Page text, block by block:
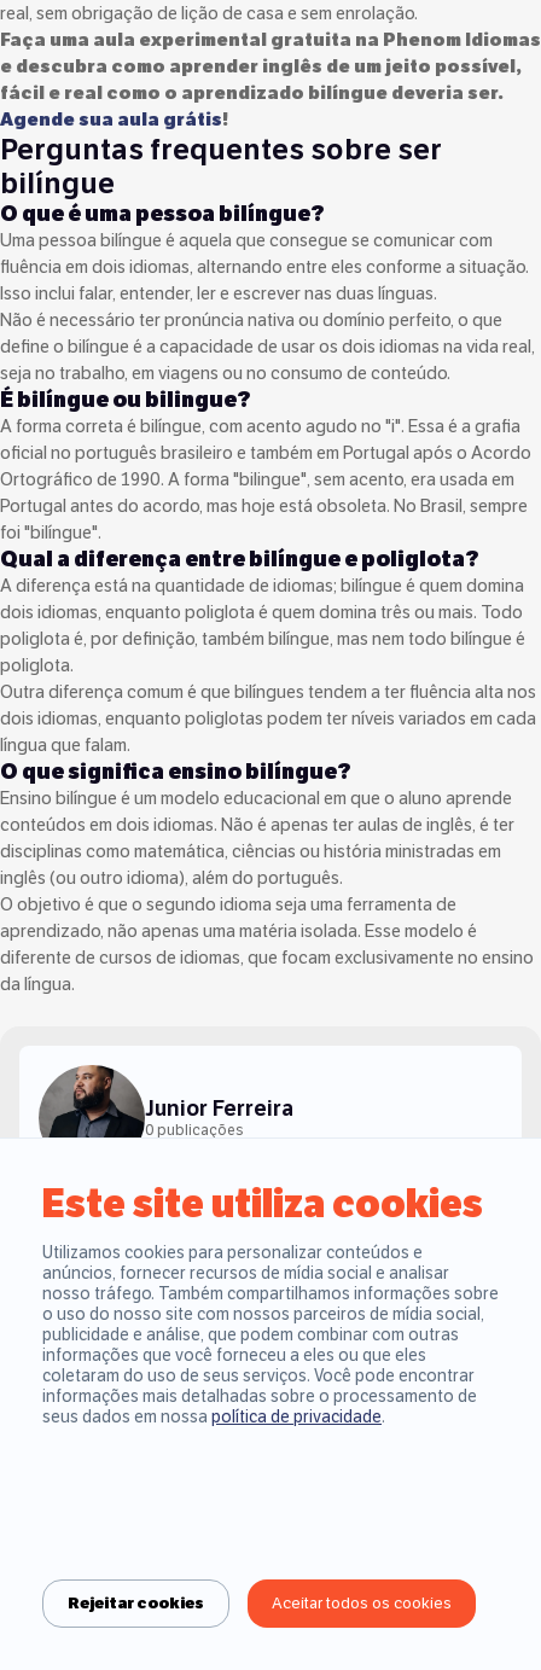
Este site utiliza cookies
Utilizamos cookies para personalizar conteúdos e
anúncios, fornecer recursos de mídia social e analisar
nosso tráfego. Também compartilhamos informações sobre
o uso do nosso site com nossos parceiros de mídia social,
publicidade e análise, que podem combinar com outras
informações que você forneceu a eles ou que eles
coletaram do uso de seus serviços. Você pode encontrar
informações mais detalhadas sobre o processamento de
seus dados em nossa política de privacidade.
Rejeitar cookies Aceitar todos os cookies
real, sem obrigação de lição de casa e sem enrolação.
Faça uma aula experimental gratuita na Phenom Idiomas
e descubra como aprender inglês de um jeito possível,
fácil e real como o aprendizado bilíngue deveria ser.
Agende sua aula grátis!
Perguntas frequentes sobre ser
bilíngue
O que é uma pessoa bilíngue?
Uma pessoa bilíngue é aquela que consegue se comunicar com
fluência em dois idiomas, alternando entre eles conforme a situação.
Isso inclui falar, entender, ler e escrever nas duas línguas.
Não é necessário ter pronúncia nativa ou domínio perfeito, o que
define o bilíngue é a capacidade de usar os dois idiomas na vida real,
seja no trabalho, em viagens ou no consumo de conteúdo.
É bilíngue ou bilingue?
A forma correta é bilíngue, com acento agudo no "i". Essa é a grafia
oficial no português brasileiro e também em Portugal após o Acordo
Ortográfico de 1990. A forma "bilingue", sem acento, era usada em
Portugal antes do acordo, mas hoje está obsoleta. No Brasil, sempre
foi "bilíngue".
Qual a diferença entre bilíngue e poliglota?
A diferença está na quantidade de idiomas; bilíngue é quem domina
dois idiomas, enquanto poliglota é quem domina três ou mais. Todo
poliglota é, por definição, também bilíngue, mas nem todo bilíngue é
poliglota.
Outra diferença comum é que bilíngues tendem a ter fluência alta nos
dois idiomas, enquanto poliglotas podem ter níveis variados em cada
língua que falam.
O que significa ensino bilíngue?
Ensino bilíngue é um modelo educacional em que o aluno aprende
conteúdos em dois idiomas. Não é apenas ter aulas de inglês, é ter
disciplinas como matemática, ciências ou história ministradas em
inglês (ou outro idioma), além do português.
O objetivo é que o segundo idioma seja uma ferramenta de
aprendizado, não apenas uma matéria isolada. Esse modelo é
diferente de cursos de idiomas, que focam exclusivamente no ensino
da língua.
Junior Ferreira
0 publicações
Sobre o autor
Especialista em SEO e redação estratégica, com foco no
mercado educacional, de franchising e negócios, por meio
da criação de conteúdo que informa, educa e inspira. Minha
missão é simplificar assuntos complexos e tornar o
conhecimento mais acessível.
Partes do corpo em inglês: aprenda da
cabeça aos pés
escrita